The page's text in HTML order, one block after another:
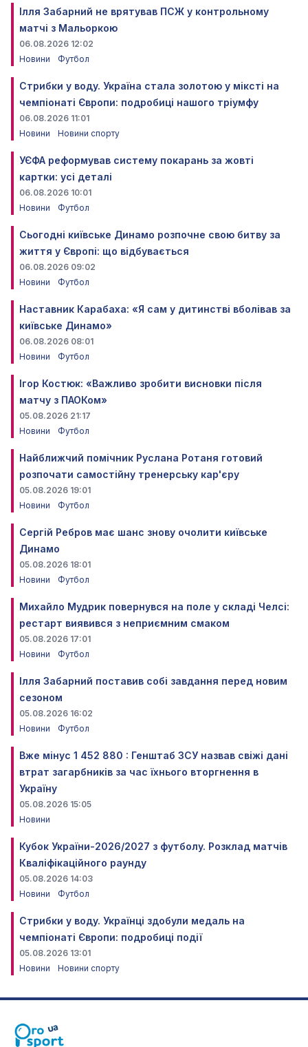
Ілля Забарний не врятував ПСЖ у контрольному
матчі з Мальоркою
06.08.2026 12:02
Новини
Футбол
Стрибки у воду. Україна стала золотою у міксті на
чемпіонаті Європи: подробиці нашого тріумфу
06.08.2026 11:01
Новини
Новини спорту
УЄФА реформував систему покарань за жовті
картки: усі деталі
06.08.2026 10:01
Новини
Футбол
Сьогодні київське Динамо розпочне свою битву за
життя у Європі: що відбувається
06.08.2026 09:02
Новини
Футбол
Наставник Карабаха: «Я сам у дитинстві вболівав за
київське Динамо»
06.08.2026 08:01
Новини
Футбол
Ігор Костюк: «Важливо зробити висновки після
матчу з ПАОКом»
05.08.2026 21:17
Новини
Футбол
Найближчий помічник Руслана Ротаня готовий
розпочати самостійну тренерську кар'єру
05.08.2026 19:01
Новини
Футбол
Сергій Ребров має шанс знову очолити київське
Динамо
05.08.2026 18:01
Новини
Футбол
Михайло Мудрик повернувся на поле у складі Челсі:
рестарт виявився з неприємним смаком
05.08.2026 17:01
Новини
Футбол
Ілля Забарний поставив собі завдання перед новим
сезоном
05.08.2026 16:02
Новини
Футбол
Вже мінус 1 452 880 : Генштаб ЗСУ назвав свіжі дані
втрат загарбників за час їхнього вторгнення в
Україну
05.08.2026 15:05
Новини
Кубок України-2026/2027 з футболу. Розклад матчів
Кваліфікаційного раунду
05.08.2026 14:03
Новини
Футбол
Стрибки у воду. Українці здобули медаль на
чемпіонаті Європи: подробиці події
05.08.2026 13:01
Новини
Новини спорту